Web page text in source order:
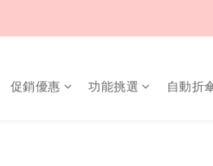
促銷優惠 功能挑選 自動折